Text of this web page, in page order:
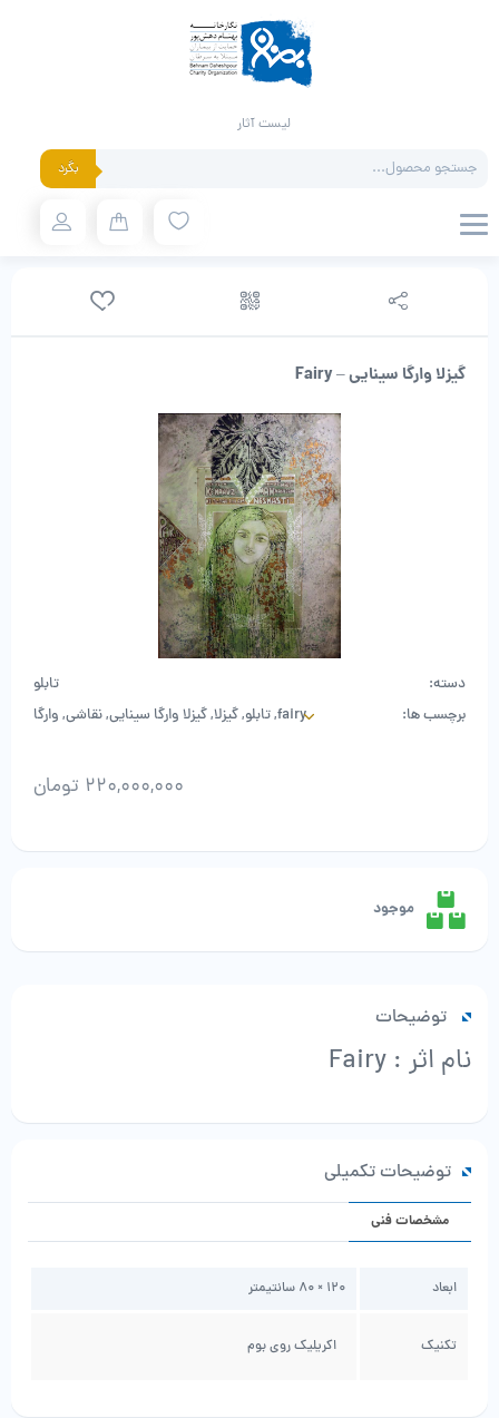
لیست آثار
search بگرد
گیزلا وارگا سینایی – Fairy
دسته:
تابلو
برچسب ها:
fairy
,تابلو,گیزلا,گیزلا وارگا سینایی,نقاشی, وارگا
220,000,000 تومان
سینایی
-
Fairy
عدد
موجود
توضیحات
نام اثر : Fairy
توضیحات تکمیلی
مشخصات فنی
ابعاد 120 × 80 سانتیمتر
تکنیک اکریلیک روی بوم